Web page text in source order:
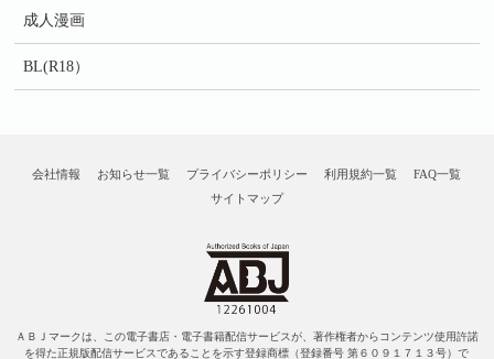
成人漫画
BL(R18）
会社情報 お知らせ一覧 プライバシーポリシー 利用規約一覧
FAQ一覧
サイトマップ
ＡＢＪマークは、この電子書店・電子書籍配信サービスが、著作権者からコンテンツ使用許諾
を得た正規版配信サービスであることを示す登録商標（登録番号 第６０９１７１３号）で